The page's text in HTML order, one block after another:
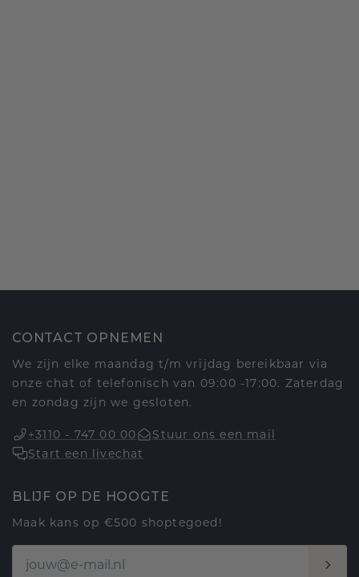
CONTACT OPNEMEN
We zijn elke maandag t/m vrijdag bereikbaar via
onze chat of telefonisch van 09:00 -17:00. Zaterdag
en zondag zijn we gesloten.
+3110 - 747 00 00
Stuur ons een mail
Start een livechat
BLIJF OP DE HOOGTE
Maak kans op €500 shoptegoed!